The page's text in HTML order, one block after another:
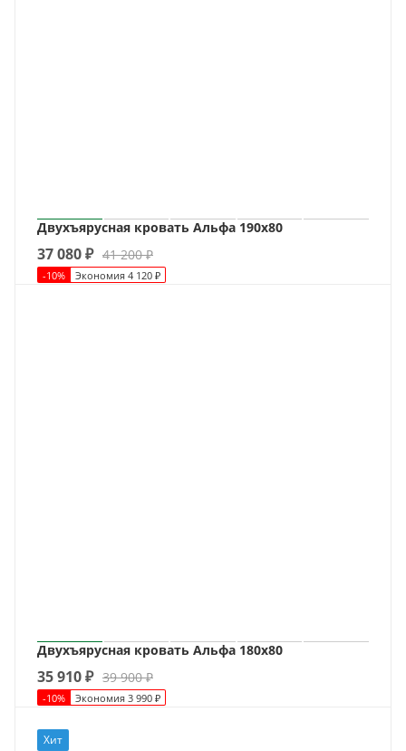
Двухъярусная кровать Альфа 190х80
37 080₽ 41 200₽
-10% Экономия 4 120 ₽
Двухъярусная кровать Альфа 180х80
35 910₽ 39 900₽
-10% Экономия 3 990 ₽
Хит